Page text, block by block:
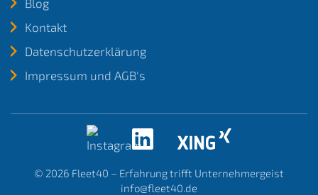
Blog
Kontakt
Datenschutzerklärung
Impressum und AGB's
© 2026 Fleet40 – Erfahrung trifft Unternehmergeist
info@fleet40.de